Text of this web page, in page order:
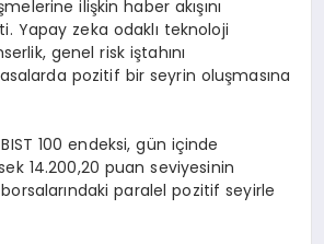
ilişkin haber akışını
Yapay zeka odaklı teknoloji
genel risk iştahını
pozitif bir seyrin oluşmasına
100 endeksi, gün içinde
14.200,20 puan seviyesinin
paralel pozitif seyirle